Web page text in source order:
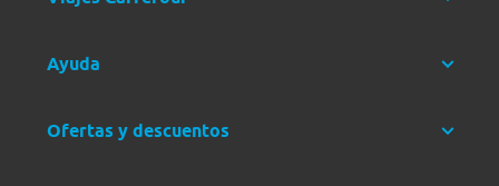
Ayuda
Ofertas y descuentos